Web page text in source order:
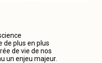
de plus en plus
de vie de nos
un enjeu majeur.